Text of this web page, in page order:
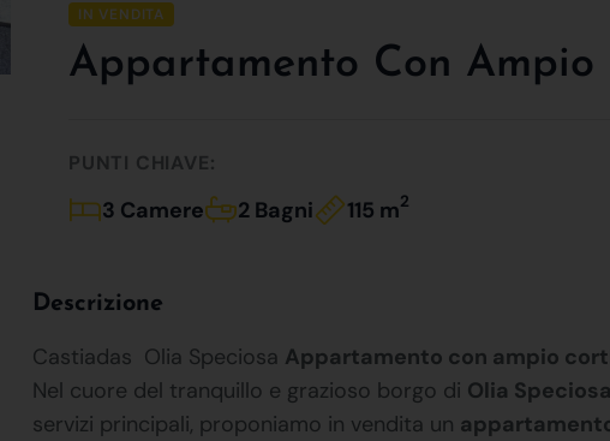
IN VENDITA
Appartamento Con
PUNTI CHIAVE:
3 Camere 2 Bagni 115 m2
Descrizione
Castiadas  Olia Speciosa Appartamento con ampio
Nel cuore del tranquillo e grazioso borgo di Olia Speciosa
servizi principali, proponiamo in vendita un